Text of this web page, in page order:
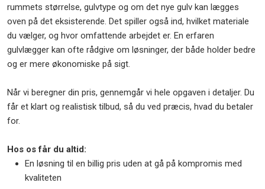
rummets størrelse, gulvtype og om det nye gulv kan lægges
oven på det eksisterende. Det spiller også ind, hvilket materiale
du vælger, og hvor omfattende arbejdet er. En erfaren
gulvlægger kan ofte rådgive om løsninger, der både holder bedre
og er mere økonomiske på sigt.
Når vi beregner din pris, gennemgår vi hele opgaven i detaljer. Du
får et klart og realistisk tilbud, så du ved præcis, hvad du betaler
for.
Hos os får du altid:
En løsning til en billig pris uden at gå på kompromis med
kvaliteten